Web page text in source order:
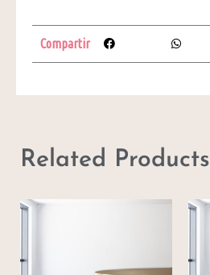
Compartir
Related Products